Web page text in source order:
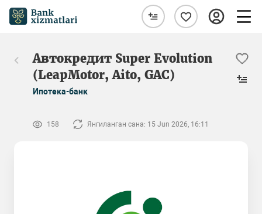
Автокредит Super Evolution
(LeapMotor, Aito, GAC)
Ипотека-банк
158 Янгиланган сана: 15 Jun 2026, 16:11